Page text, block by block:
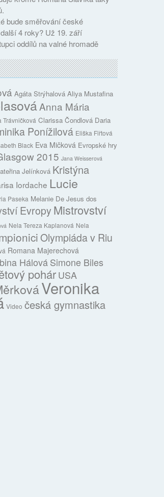
bude směřování české
4 roky? Už 19. září
oddílů na valné hromadě
Agáta Strýhalová Aliya Mustafina
Anna Mária
Trávničková Clarissa Čondlová Daria
Ponížilová Eliška Fiřtová
Black Eva Mičková Evropské hry
2015 Jana Weisserová
Jelínková Kristýna
Iordache Lucie
Paseka Melanie De Jesus dos
Evropy Mistrovství
Nela Tereza Kaplanová Nela
Olympiáda v Riu
Romana Majerechová
HálováSimone Biles
pohárUSA
Veronika
Video česká gymnastika